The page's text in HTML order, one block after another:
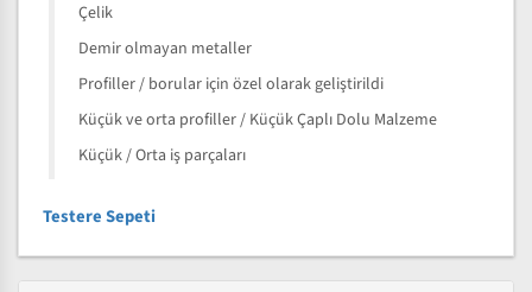
Çelik
Demir olmayan metaller
Profiller / borular için özel olarak geliştirildi
Küçük ve orta profiller / Küçük Çaplı Dolu Malzeme
Küçük / Orta iş parçaları
Testere Sepeti